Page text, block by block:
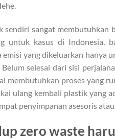
sendiri sangat membutuhkan
untuk kasus di Indonesia,
emisi yang dikeluarkan hanya
selesai dari sisi
membutuhkan proses yang
ulang kembali plastik yang
penyimpanan asesoris
zero waste